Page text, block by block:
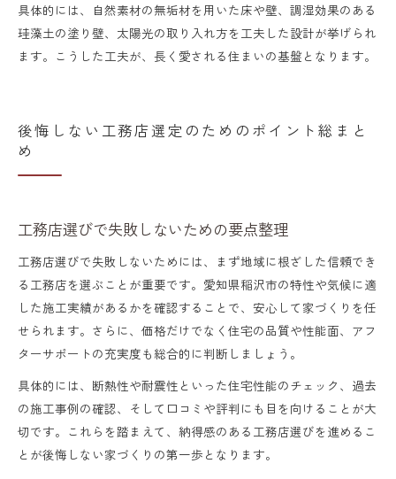
具体的には、自然素材の無垢材を用いた床や壁、調湿効果のある
珪藻土の塗り壁、太陽光の取り入れ方を工夫した設計が挙げられ
ます。こうした工夫が、長く愛される住まいの基盤となります。
後悔しない工務店選定のためのポイント総まと
め
工務店選びで失敗しないための要点整理
工務店選びで失敗しないためには、まず地域に根ざした信頼でき
る工務店を選ぶことが重要です。愛知県稲沢市の特性や気候に適
した施工実績があるかを確認することで、安心して家づくりを任
せられます。さらに、価格だけでなく住宅の品質や性能面、アフ
ターサポートの充実度も総合的に判断しましょう。
具体的には、断熱性や耐震性といった住宅性能のチェック、過去
の施工事例の確認、そして口コミや評判にも目を向けることが大
切です。これらを踏まえて、納得感のある工務店選びを進めるこ
とが後悔しない家づくりの第一歩となります。